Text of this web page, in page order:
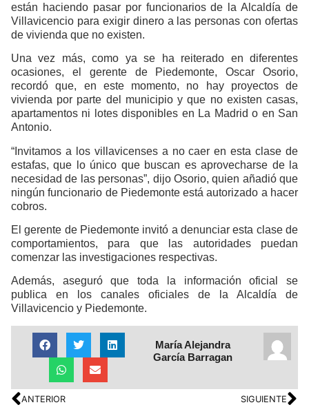
están haciendo pasar por funcionarios de la Alcaldía de
Villavicencio para exigir dinero a las personas con ofertas
de vivienda que no existen.
Una vez más, como ya se ha reiterado en diferentes
ocasiones, el gerente de Piedemonte, Oscar Osorio,
recordó que, en este momento, no hay proyectos de
vivienda por parte del municipio y que no existen casas,
apartamentos ni lotes disponibles en La Madrid o en San
Antonio.
“Invitamos a los villavicenses a no caer en esta clase de
estafas, que lo único que buscan es aprovecharse de la
necesidad de las personas”, dijo Osorio, quien añadió que
ningún funcionario de Piedemonte está autorizado a hacer
cobros.
El gerente de Piedemonte invitó a denunciar esta clase de
comportamientos, para que las autoridades puedan
comenzar las investigaciones respectivas.
Además, aseguró que toda la información oficial se
publica en los canales oficiales de la Alcaldía de
Villavicencio y Piedemonte.
María Alejandra
García Barragan
ANTERIOR SIGUIENTE